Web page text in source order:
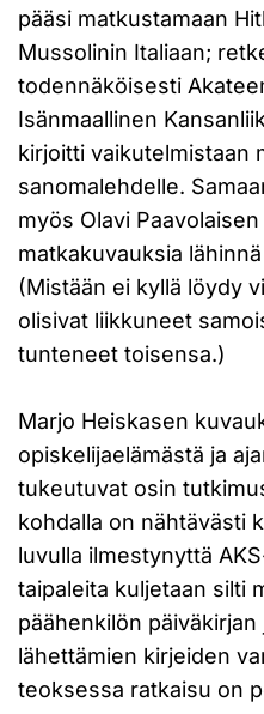
pääsi matkustamaan
Mussolinin Italiaan;
todennäköisesti
Isänmaallinen
kirjoitti vaikutelmistaan
sanomalehdelle.
myös Olavi
matkakuvauksia lähinnä
(Mistään ei kyllä löydy
olisivat liikkuneet
tunteneet toisensa.)
Marjo Heiskasen
opiskelijaelämästä ja
tukeutuvat osin
kohdalla on nähtävästi
luvulla ilmestynyttä
taipaleita kuljetaan silti
päähenkilön
lähettämien kirjeiden
teoksessa ratkaisu on